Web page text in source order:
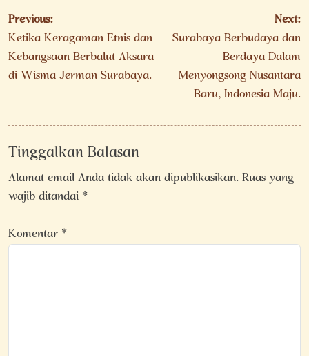
Navigasi
pos
Previous:
Ketika Keragaman Etnis dan
Kebangsaan Berbalut Aksara
di Wisma Jerman Surabaya.
Next:
Surabaya Berbudaya dan
Berdaya Dalam
Menyongsong Nusantara
Baru, Indonesia Maju.
Tinggalkan Balasan
Alamat email Anda tidak akan dipublikasikan.Ruas yang
wajib ditandai*
Komentar*